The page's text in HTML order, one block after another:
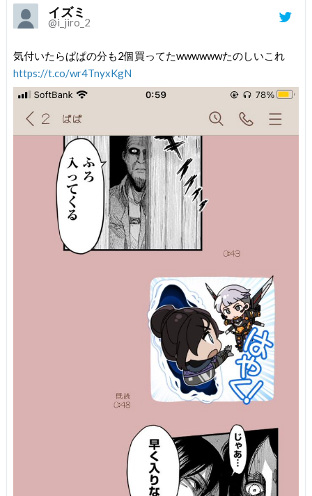
イズミ
@i_jiro_2
気付いたらぱぱの分も2個買ってたwwwwwwたのしいこれ
https://t.co/wr4TnyxKgN